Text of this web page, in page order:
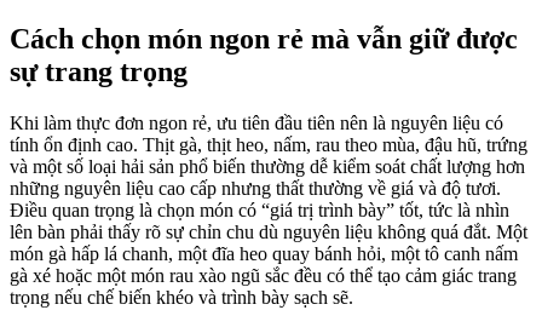
Cách chọn món ngon rẻ mà vẫn giữ được
sự trang trọng
Khi làm thực đơn ngon rẻ, ưu tiên đầu tiên nên là nguyên liệu có
tính ổn định cao. Thịt gà, thịt heo, nấm, rau theo mùa, đậu hũ, trứng
và một số loại hải sản phổ biến thường dễ kiểm soát chất lượng hơn
những nguyên liệu cao cấp nhưng thất thường về giá và độ tươi.
Điều quan trọng là chọn món có “giá trị trình bày” tốt, tức là nhìn
lên bàn phải thấy rõ sự chỉn chu dù nguyên liệu không quá đắt. Một
món gà hấp lá chanh, một đĩa heo quay bánh hỏi, một tô canh nấm
gà xé hoặc một món rau xào ngũ sắc đều có thể tạo cảm giác trang
trọng nếu chế biến khéo và trình bày sạch sẽ.